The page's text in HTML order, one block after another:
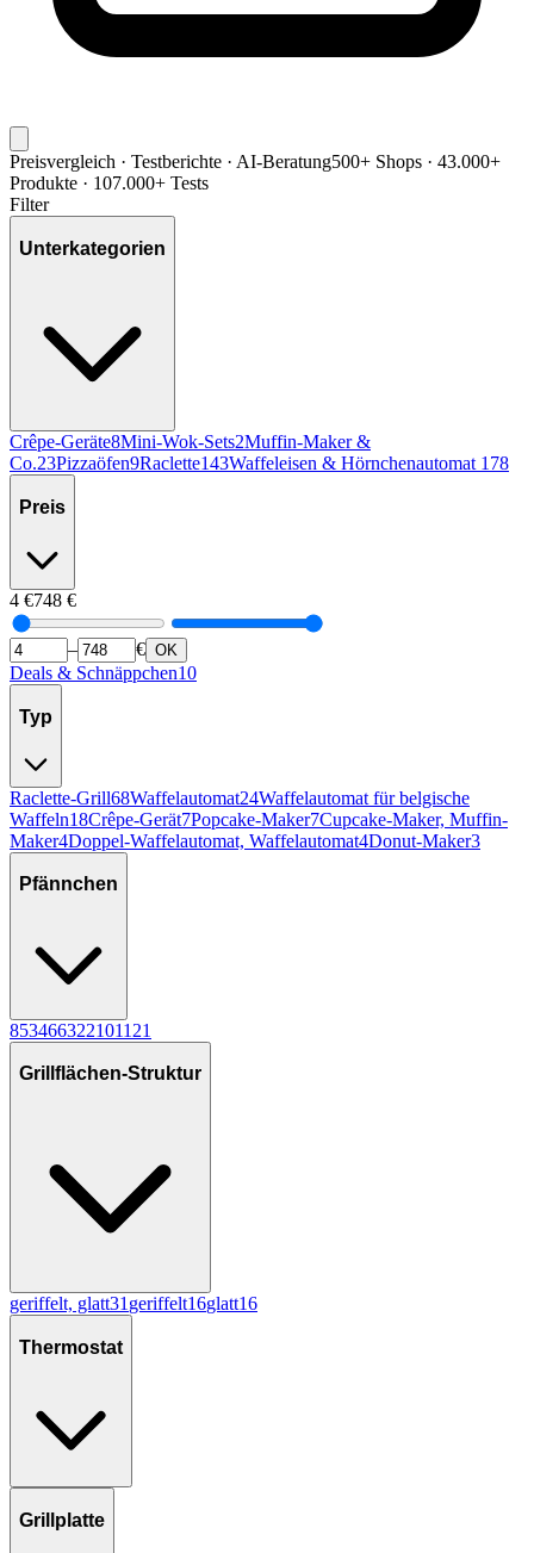
Preisvergleich · Testberichte · AI-Beratung500+ Shops · 43.000+
Produkte · 107.000+ Tests
Filter
Unterkategorien
Crêpe-Geräte8Mini-Wok-Sets2Muffin-Maker &
Co.23Pizzaöfen9Raclette143Waffeleisen & Hörnchenautomat 178
Preis
4 €748 €
– € OK
Deals & Schnäppchen10
Typ
Raclette-Grill68Waffelautomat24Waffelautomat für belgische
Waffeln18Crêpe-Gerät7Popcake-Maker7Cupcake-Maker, Muffin-
Maker4Doppel-Waffelautomat, Waffelautomat4Donut-Maker3
Pfännchen
853466322101121
Grillflächen-Struktur
geriffelt, glatt31 geriffelt16glatt16
Thermostat
Grillplatte